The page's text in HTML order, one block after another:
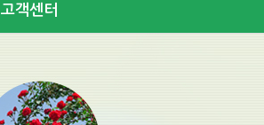
고객센터